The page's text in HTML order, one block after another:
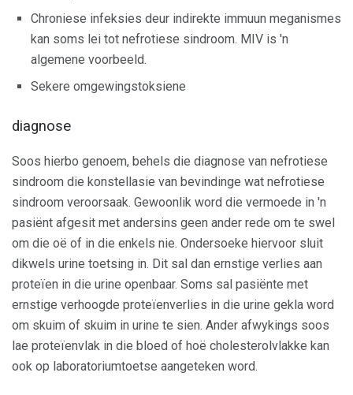
Chroniese infeksies deur indirekte immuun meganismes
kan soms lei tot nefrotiese sindroom. MIV is 'n
algemene voorbeeld.
Sekere omgewingstoksiene
diagnose
Soos hierbo genoem, behels die diagnose van nefrotiese
sindroom die konstellasie van bevindinge wat nefrotiese
sindroom veroorsaak. Gewoonlik word die vermoede in 'n
pasiënt afgesit met andersins geen ander rede om te swel
om die oë of in die enkels nie. Ondersoeke hiervoor sluit
dikwels urine toetsing in. Dit sal dan ernstige verlies aan
proteïen in die urine openbaar. Soms sal pasiënte met
ernstige verhoogde proteïenverlies in die urine gekla word
om skuim of skuim in urine te sien. Ander afwykings soos
lae proteïenvlak in die bloed of hoë cholesterolvlakke kan
ook op laboratoriumtoetse aangeteken word.